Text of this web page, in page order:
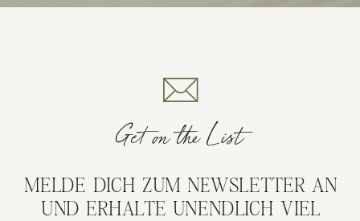
Get on the List
MELDE DICH ZUM NEWSLETTER AN
UND ERHALTE UNENDLICH VIEL